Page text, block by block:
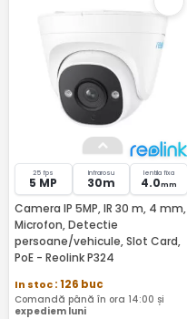
25 fps
5 MP
Infrarosu
30m
lentila fixa
4.0mm
Camera IP 5MP, IR 30 m, 4 mm,
Microfon, Detectie
persoane/vehicule, Slot Card,
PoE - Reolink P324
In stoc: 126 buc
Comandă până în ora 14:00 și
expediem luni